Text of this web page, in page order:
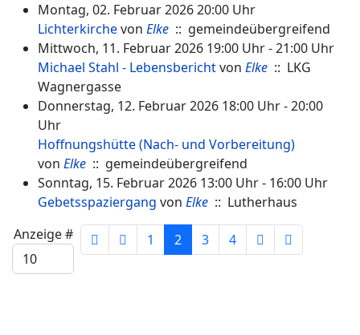
Montag, 02. Februar 2026 20:00 Uhr
Lichterkirchevon Elke :: gemeindeübergreifend
Mittwoch, 11. Februar 2026 19:00 Uhr - 21:00 Uhr
Michael Stahl - Lebensberichtvon Elke :: LKG
Wagnergasse
Donnerstag, 12. Februar 2026 18:00 Uhr - 20:00
Uhr
Hoffnungshütte (Nach- und Vorbereitung)
von Elke :: gemeindeübergreifend
Sonntag, 15. Februar 2026 13:00 Uhr - 16:00 Uhr
Gebetsspaziergang von Elke :: Lutherhaus
Limite der Paginierungsliste
Anzeige # 1 2 3 4